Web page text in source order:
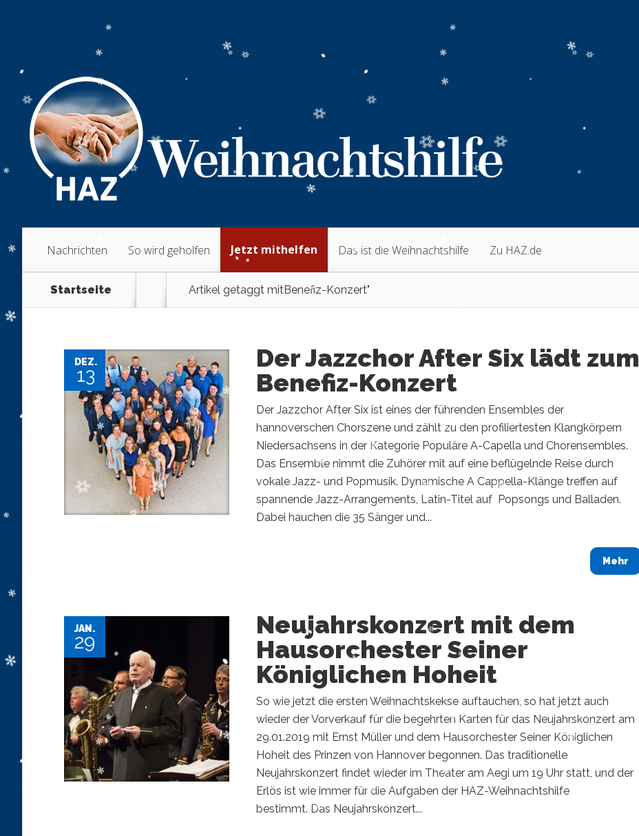
Nachrichten So wird geholfen Jetzt mithelfen Das ist die Weihnachtshilfe Zu HAZ.de
Startseite Artikel getaggt mitBenefiz-Konzert"
DEZ.
13
Der Jazzchor After Six lädt zum
Benefiz-Konzert
Der Jazzchor After Six ist eines der führenden Ensembles der
hannoverschen Chorszene und zählt zu den profiliertesten Klangkörpern
Niedersachsens in der Kategorie Populäre A-Capella und Chorensembles.
Das Ensemble nimmt die Zuhörer mit auf eine beflügelnde Reise durch
vokale Jazz- und Popmusik. Dynamische A Cappella-Klänge treffen auf
spannende Jazz-Arrangements, Latin-Titel auf Popsongs und Balladen.
Dabei hauchen die 35 Sänger und...
Mehr
JAN.
29
Neujahrskonzert mit dem
Hausorchester Seiner
Königlichen Hoheit
So wie jetzt die ersten Weihnachtskekse auftauchen, so hat jetzt auch
wieder der Vorverkauf für die begehrten Karten für das Neujahrskonzert am
29.01.2019 mit Ernst Müller und dem Hausorchester Seiner Königlichen
Hoheit des Prinzen von Hannover begonnen. Das traditionelle
Neujahrskonzert findet wieder im Theater am Aegi um 19 Uhr statt, und der
Erlös ist wie immer für die Aufgaben der HAZ-Weihnachtshilfe
bestimmt. Das Neujahrskonzert...